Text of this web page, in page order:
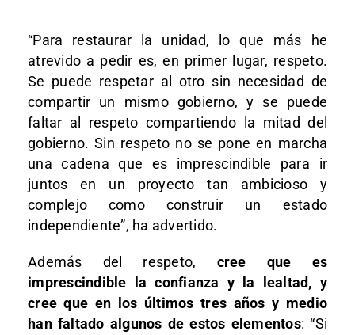
“Para restaurar la unidad, lo que más he
atrevido a pedir es, en primer lugar, respeto.
Se puede respetar al otro sin necesidad de
compartir un mismo gobierno, y se puede
faltar al respeto compartiendo la mitad del
gobierno. Sin respeto no se pone en marcha
una cadena que es imprescindible para ir
juntos en un proyecto tan ambicioso y
complejo como construir un estado
independiente”, ha advertido.
Además del respeto, cree que es
imprescindible la confianza y la lealtad, y
cree que en los últimos tres años y medio
han faltado algunos de estos elementos: “Si